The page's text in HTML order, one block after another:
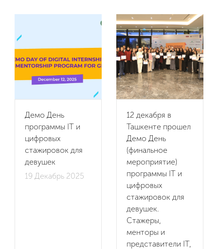
Демо День
программы IT и
цифровых
стажировок для
девушек
19 Декабрь 2025
12 декабря в
Ташкенте прошел
Демо День
(финальное
мероприятие)
программы IT и
цифровых
стажировок для
девушек.
Стажеры,
менторы и
представители IT,